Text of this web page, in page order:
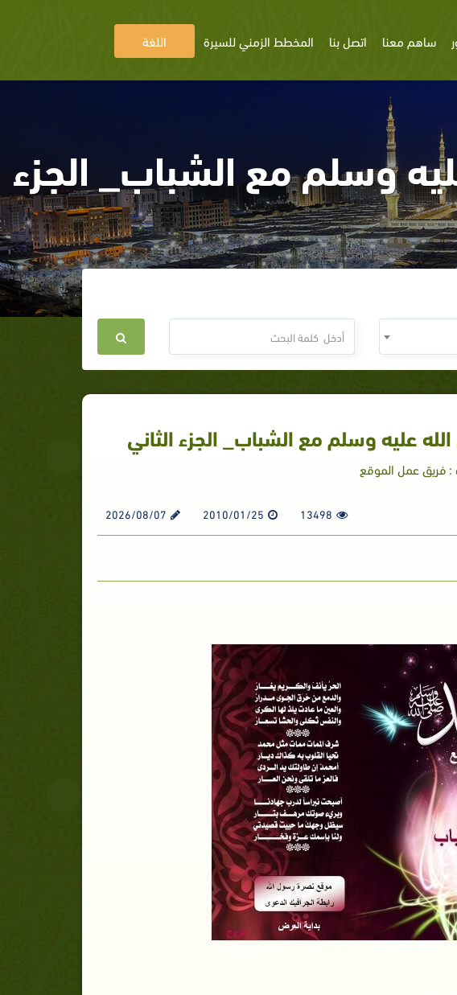
ساهم معنا اتصل بنا المخطط الزمني للسيرة اللغة
وسلم مع الشباب_ الجزء
عليه وسلم مع الشباب_ الجزء الثاني
: فريق عمل الموقع
13498
2010/01/25
2026/08/07